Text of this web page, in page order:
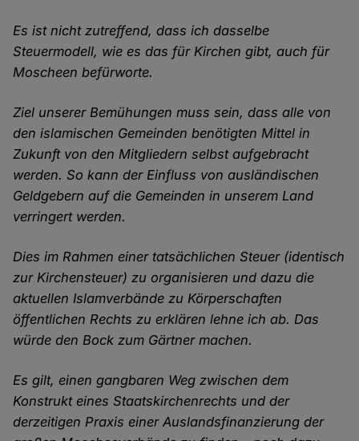
Es ist nicht zutreffend, dass ich dasselbe
Steuermodell, wie es das für Kirchen gibt, auch für
Moscheen befürworte.
Ziel unserer Bemühungen muss sein, dass alle von
den islamischen Gemeinden benötigten Mittel in
Zukunft von den Mitgliedern selbst aufgebracht
werden. So kann der Einfluss von ausländischen
Geldgebern auf die Gemeinden in unserem Land
verringert werden.
Dies im Rahmen einer tatsächlichen Steuer (identisch
zur Kirchensteuer) zu organisieren und dazu die
aktuellen Islamverbände zu Körperschaften
öffentlichen Rechts zu erklären lehne ich ab. Das
würde den Bock zum Gärtner machen.
Es gilt, einen gangbaren Weg zwischen dem
Konstrukt eines Staatskirchenrechts und der
derzeitigen Praxis einer Auslandsfinanzierung der